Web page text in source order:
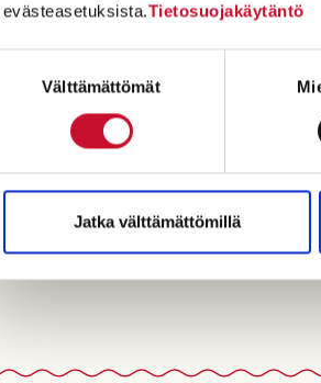
evästeasetuksista.Tietosuojakäytäntö
Välttämättömät
Jatka välttämättömillä
sitruunankuorta.